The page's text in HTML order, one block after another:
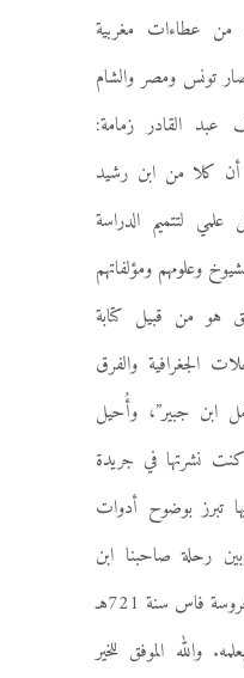
من عطاءات مغربية
تونس ومصر والشام
القادر زمامة:
أن كلا من ابن رشيد
علمي لتتميم الدراسة
وعلومهم ومؤلفاتهم
هو من قبيل كتابة
الجغرافية والفرق
ابن جبير”، وأُحيل
كنت نشرتها في جريدة
(عدد 39) ففيها تبرز بوضوح أدوات
رحلة صاحبنا ابن
رشيد.. توفي بن رشيد السبتي بمحروسة فاس سنة 721هـ
والله الموفق للخير